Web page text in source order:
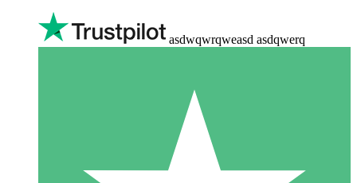
asdwqwrqweasd asdqwerq